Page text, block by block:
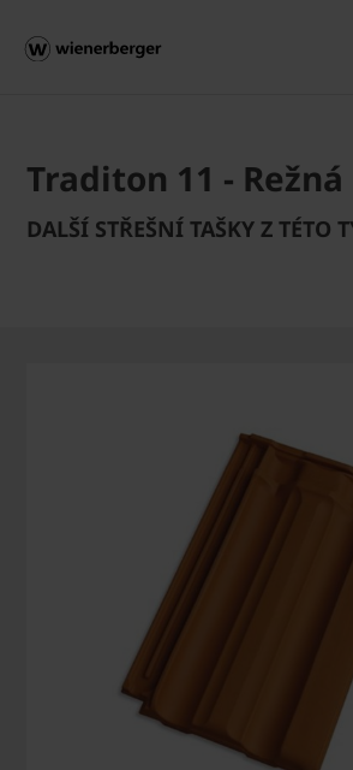
Traditon 11 - Režná